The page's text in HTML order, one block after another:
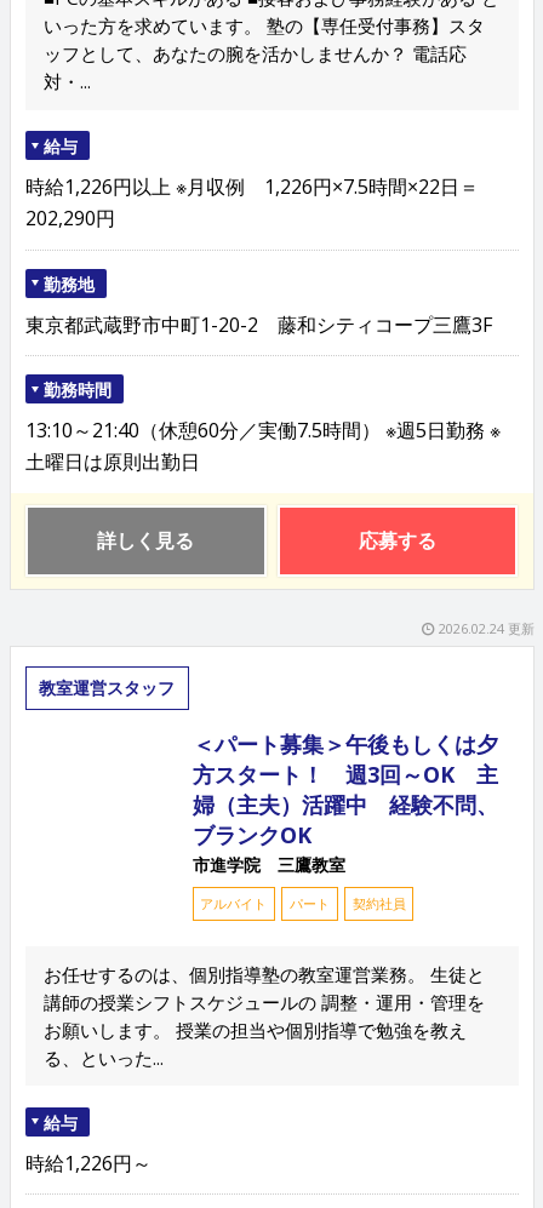
いった方を求めています。 塾の【専任受付事務】スタ
ッフとして、あなたの腕を活かしませんか？ 電話応
対・...
給与
時給1,226円以上 ※月収例 1,226円×7.5時間×22日＝
202,290円
勤務地
東京都武蔵野市中町1-20-2 藤和シティコープ三鷹3F
勤務時間
13:10～21:40（休憩60分／実働7.5時間） ※週5日勤務 ※
土曜日は原則出勤日
詳しく見る 応募する
2026.02.24 更新
教室運営スタッフ
＜パート募集＞午後もしくは夕
方スタート！ 週3回～OK 主
婦（主夫）活躍中 経験不問、
ブランクOK
市進学院 三鷹教室
アルバイト パート 契約社員
お任せするのは、個別指導塾の教室運営業務。 生徒と
講師の授業シフトスケジュールの 調整・運用・管理を
お願いします。 授業の担当や個別指導で勉強を教え
る、といった...
給与
時給1,226円～